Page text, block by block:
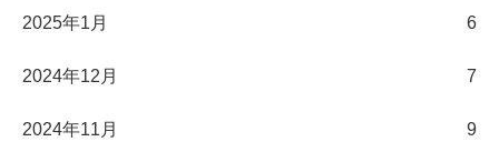
2025年1月 6
2024年12月 7
2024年11月 9